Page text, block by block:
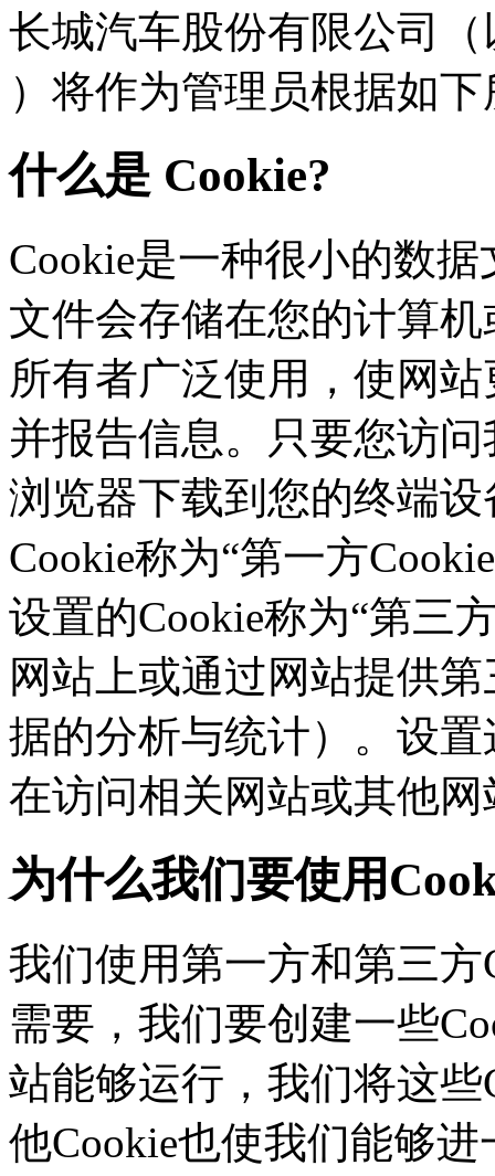
长城汽车股份有限公司（
）将作为管理员根据如
什么是 Cookie?
Cookie是一种很小的数据文
文件会存储在您的计算
所有者广泛使用，使网
并报告信息。只要您访问
浏览器下载到您的终端设
Cookie称为“第一方
设置的Cookie称为“第三
网站上或通过网站提供第
据的分析与统计）。设
在访问相关网站或其他
为什么我们要使用
我们使用第一方和第三
需要，我们要创建一
站能够运行，我们将这
他Cookie也使我们能够进